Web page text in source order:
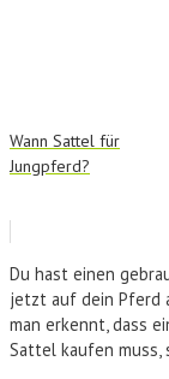
Wann Sattel für
Jungpferd?
Du hast einen
jetzt auf dein Pferd
man erkennt, dass
Sattel kaufen muss,